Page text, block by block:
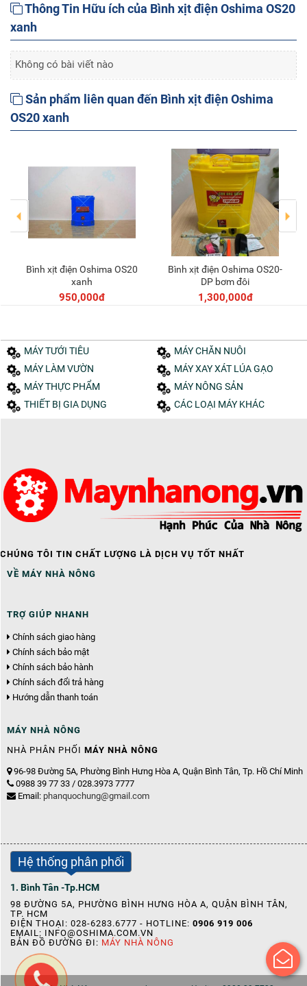
Thông Tin Hữu ích của Bình xịt điện Oshima OS20
xanh
Không có bài viết nào
Sản phẩm liên quan đến Bình xịt điện Oshima
OS20 xanh
Thêm vào giỏ
Bình xịt điện Oshima OS20
xanh
950,000đ
Thêm vào giỏ
Bình xịt điện Oshima OS20-
DP bơm đôi
1,300,000đ
MÁY TƯỚI TIÊU
MÁY CHĂN NUÔI
MÁY LÀM VƯỜN
MÁY XAY XÁT LÚA GẠO
MÁY THỰC PHẨM
MÁY NÔNG SẢN
THIẾT BỊ GIA DỤNG
CÁC LOẠI MÁY KHÁC
CHÚNG TÔI TIN CHẤT LƯỢNG LÀ DỊCH VỤ TỐT NHẤT
VỀ MÁY NHÀ NÔNG
TRỢ GIÚP NHANH
Chính sách giao hàng
Chính sách bảo mật
Chính sách bảo hành
Chính sách đổi trả hàng
Hướng dẫn thanh toán
MÁY NHÀ NÔNG
NHÀ PHÂN PHỐI MÁY NHÀ NÔNG
96-98 Đường 5A, Phường Bình Hưng Hòa A, Quận Bình Tân, Tp. Hồ Chí Minh
0988 39 77 33 / 028.3973 7777
Email: phanquochung@gmail.com
Hệ thống phân phối
1. Bình Tân -Tp.HCM
98 ĐƯỜNG 5A, PHƯỜNG BÌNH HƯNG HÒA A, QUẬN BÌNH TÂN,
TP. HCM
ĐIỆN THOẠI: 028-6283.6777 - HOTLINE: 0906 919 006
EMAIL: INFO@OSHIMA.COM.VN
BẢN ĐỒ ĐƯỜNG ĐI: MÁY NHÀ NÔNG